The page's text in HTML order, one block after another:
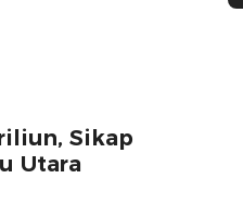
Sikap
Utara